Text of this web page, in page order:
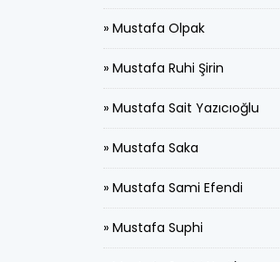
» Mustafa Olpak
» Mustafa Ruhi Şirin
» Mustafa Sait Yazıcıoğlu
» Mustafa Saka
» Mustafa Sami Efendi
» Mustafa Suphi